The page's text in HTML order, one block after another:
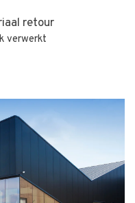
retour
verwerkt